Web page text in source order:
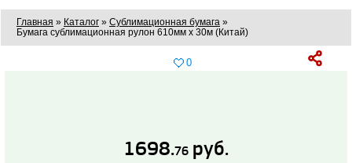
Главная » Каталог » Сублимационная бумага »
Бумага сублимационная рулон 610мм x 30м (Китай)
0
1698.76 руб.